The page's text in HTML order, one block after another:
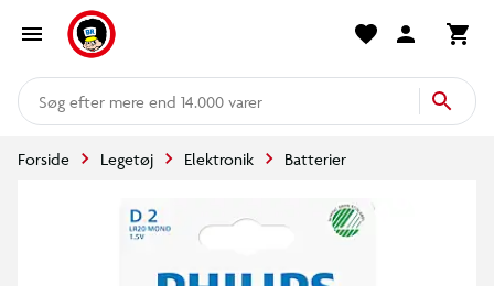
mere end 14.000 varer
Forside Legetøj Elektronik Batterier